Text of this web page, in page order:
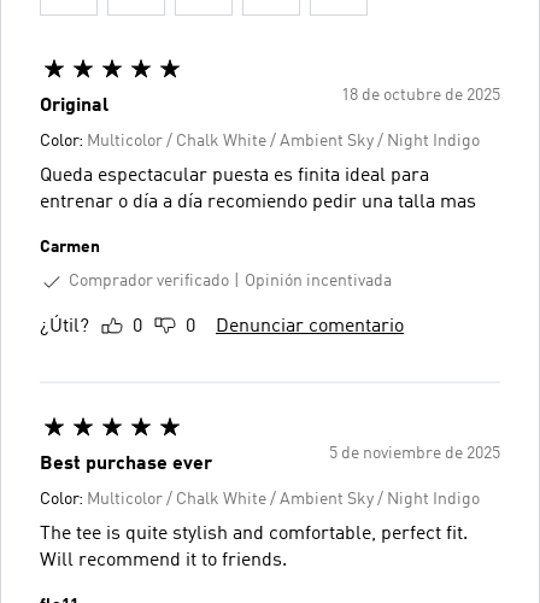
18 de octubre de 2025
Original
Color: Multicolor / Chalk White / Ambient Sky / Night Indigo
Queda espectacular puesta es finita ideal para
entrenar o día a día recomiendo pedir una talla mas
Carmen
Comprador verificado
Opinión incentivada
¿Útil? 0 0 Denunciar comentario
5 de noviembre de 2025
Best purchase ever
Color: Multicolor / Chalk White / Ambient Sky / Night Indigo
The tee is quite stylish and comfortable, perfect fit.
Will recommend it to friends.